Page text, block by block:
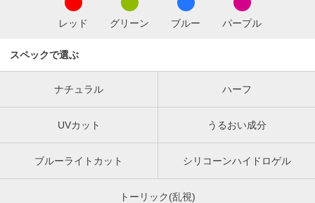
レッド グリーン ブルー パープル
スペックで選ぶ
ナチュラル ハーフ
UVカット うるおい成分
ブルーライトカット シリコーンハイドロゲル
トーリック(乱視)